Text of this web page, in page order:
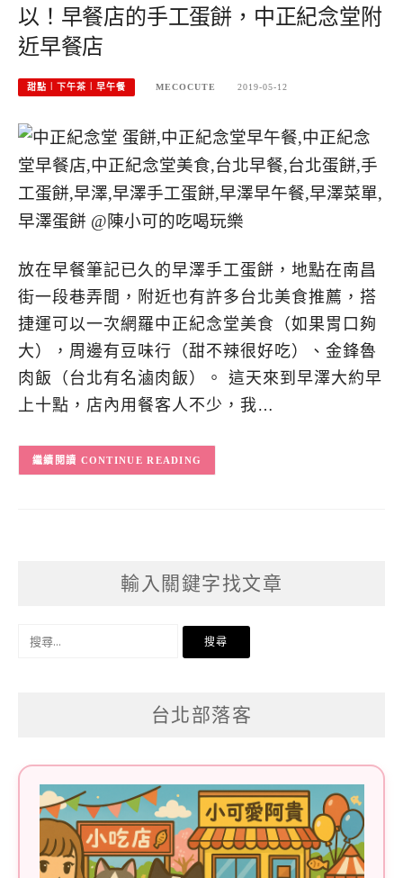
以！早餐店的手工蛋餅，中正紀念堂附
近早餐店
甜點︱下午茶︱早午餐 MECOCUTE 2019-05-12
放在早餐筆記已久的早澤手工蛋餅，地點在南昌
街一段巷弄間，附近也有許多台北美食推薦，搭
捷運可以一次網羅中正紀念堂美食（如果胃口夠
大），周邊有豆味行（甜不辣很好吃）、金鋒魯
肉飯（台北有名滷肉飯）。 這天來到早澤大約早
上十點，店內用餐客人不少，我…
CONTINUE READING
輸入關鍵字找文章
搜
台北部落客